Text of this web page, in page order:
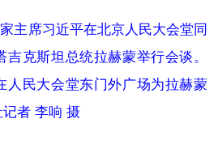
席习近平在北京人民大会堂同
克斯坦总统拉赫蒙举行会谈。
人民大会堂东门外广场为拉赫蒙
者 李响 摄